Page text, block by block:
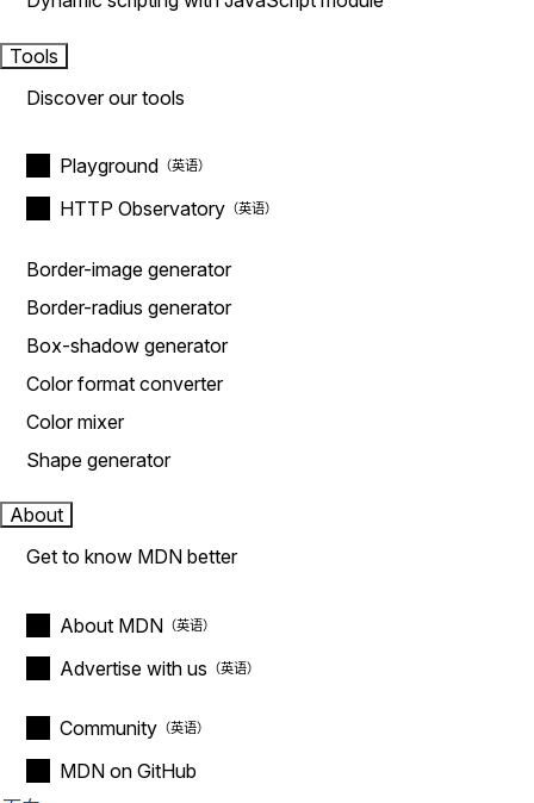
Tools
Discover our tools
Playground
HTTP Observatory
Border-image generator
Border-radius generator
Box-shadow generator
Color format converter
Color mixer
Shape generator
About
Get to know MDN better
About MDN
Advertise with us
Community
MDN on GitHub